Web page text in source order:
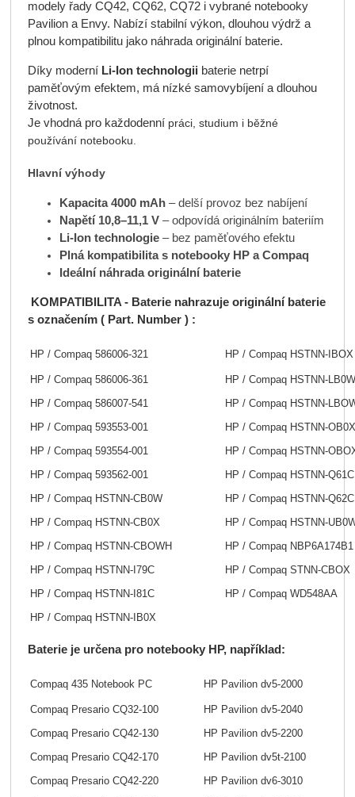
modely řady CQ42, CQ62, CQ72 i vybrané notebooky
Pavilion a Envy. Nabízí stabilní výkon, dlouhou výdrž a
plnou kompatibilitu jako náhrada originální baterie.
Díky moderní Li-Ion technologii baterie netrpí
paměťovým efektem, má nízké samovybíjení a dlouhou
životnost.
Je vhodná pro každodenní práci, studium i běžné
používání notebooku.
Hlavní výhody
Kapacita 4000 mAh– delší provoz bez nabíjení
Napětí 10,8–11,1 V– odpovídá originálním bateriím
Li-Ion technologie– bez paměťového efektu
Plná kompatibilita s notebooky HP a Compaq
Ideální náhrada originální baterie
KOMPATIBILITA - Baterie nahrazuje originální baterie
s označením ( Part. Number ) :
HP / Compaq 586006-321 HP / Compaq HSTNN-IBOX
HP / Compaq 586006-361
HP / Compaq HSTNN-LB0W
HP / Compaq 586007-541
HP / Compaq HSTNN-
HP / Compaq 593553-001
HP / Compaq HSTNN-OB0X
HP / Compaq 593554-001
HP / Compaq HSTNN-
HP / Compaq 593562-001
HP / Compaq HSTNN-Q61C
HP / Compaq HSTNN-CB0W
HP / Compaq HSTNN-Q62C
HP / Compaq HSTNN-CB0X
HP / Compaq HSTNN-
HP / Compaq HSTNN-CBOWH
HP / Compaq NBP6A174B1
HP / Compaq HSTNN-I79C
HP / Compaq STNN-CBOX
HP / Compaq HSTNN-I81C
HP / Compaq WD548AA
HP / Compaq HSTNN-IB0X
Baterie je určena pro notebooky HP, například:
Compaq 435 Notebook PC HP Pavilion dv5-2000
Compaq Presario CQ32-100
HP Pavilion dv5-2040
Compaq Presario CQ42-130
HP Pavilion dv5-2200
Compaq Presario CQ42-170
HP Pavilion dv5t-2100
Compaq Presario CQ42-220
HP Pavilion dv6-3010